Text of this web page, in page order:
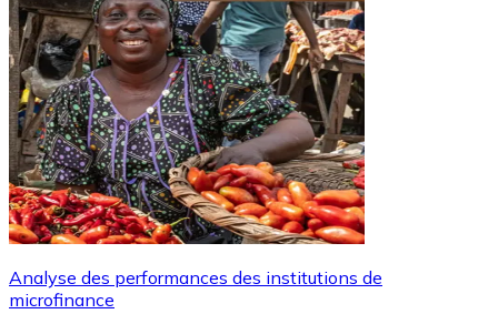
Analyse des performances des institutions de
microfinance